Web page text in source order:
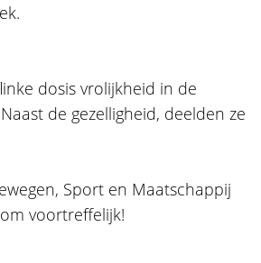
dosis vrolijkheid in de
de gezelligheid, deelden ze
Sport en Maatschappij
voortreffelijk!